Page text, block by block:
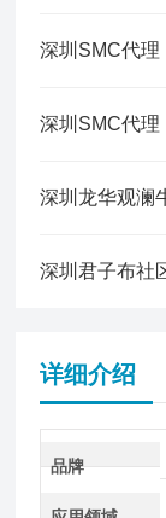
深圳SMC代理
深圳君子布社
详细介绍
品牌